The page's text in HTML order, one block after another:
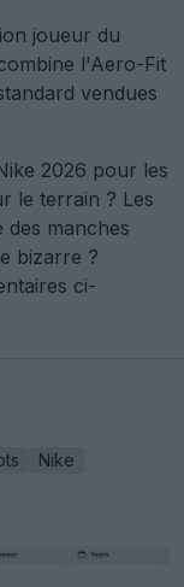
joueur du
l'Aero-Fit
vendues
2026 pour les
le terrain ? Les
des manches
bizarre ?
ci-
Nike